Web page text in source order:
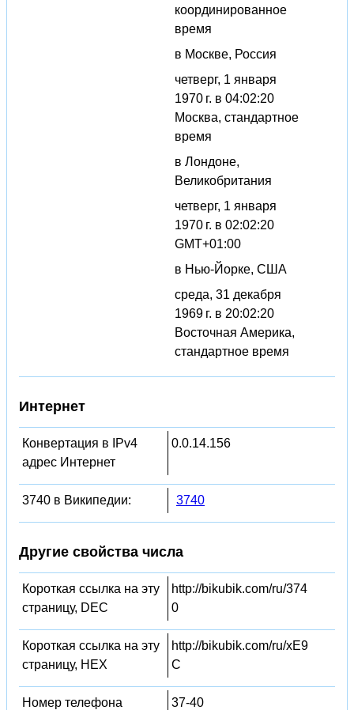
координированное
время
в Москве, Россия
четверг, 1 января
1970 г. в 04:02:20
Москва, стандартное
время
в Лондоне,
Великобритания
четверг, 1 января
1970 г. в 02:02:20
GMT+01:00
в Нью-Йорке, США
среда, 31 декабря
1969 г. в 20:02:20
Восточная Америка,
стандартное время
Интернет
Конвертация в IPv4
адрес Интернет
0.0.14.156
3740 в Википедии: 3740
Другие свойства числа
Короткая ссылка на эту
страницу, DEC
http://bikubik.com/ru/374
0
Короткая ссылка на эту
страницу, HEX
http://bikubik.com/ru/xE9
C
Номер телефона 37-40